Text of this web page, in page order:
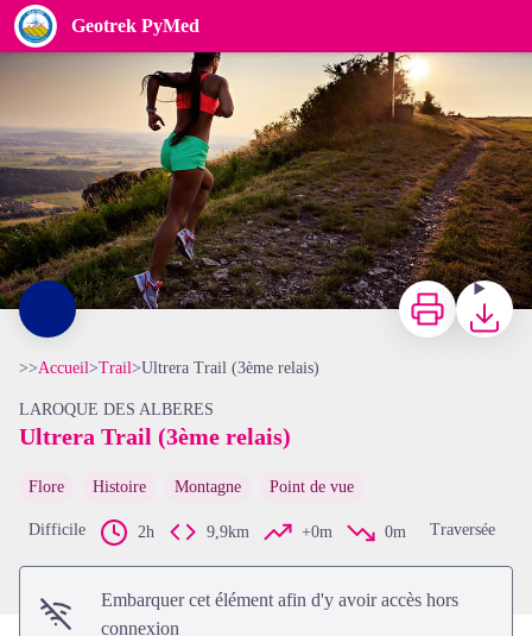
Geotrek PyMed
Ultrera Trail (3ème relais)
Imprimer
>>Accueil>Trail>Ultrera Trail (3ème relais)
LAROQUE DES ALBERES
Ultrera Trail (3ème relais)
Flore Histoire Montagne Point de vue
Difficile 2h 9,9km +0m 0m Traversée
Embarquer cet élément afin d'y avoir accès hors
connexion